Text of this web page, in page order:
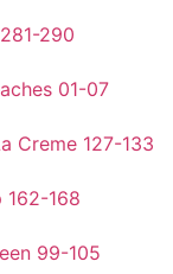
290
01-07
Creme 127-133
162-168
99-105